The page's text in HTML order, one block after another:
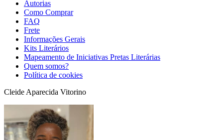
Autorias
Como Comprar
FAQ
Frete
Informações Gerais
Kits Literários
Mapeamento de Iniciativas Pretas Literárias
Quem somos?
Política de cookies
Cleide Aparecida Vitorino